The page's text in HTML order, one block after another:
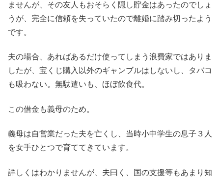
ませんが、その友人もおそらく隠し貯金はあったのでしょ
うが、完全に信頼を失っていたので離婚に踏み切ったよう
です。
夫の場合、あればあるだけ使ってしまう浪費家ではありま
したが、宝くじ購入以外のギャンブルはしないし、タバコ
も吸わない。無駄遣いも、ほぼ飲食代。
この借金も義母のため。
義母は自営業だった夫を亡くし、当時小中学生の息子３人
を女手ひとつで育ててきています。
詳しくはわかりませんが、夫曰く、国の支援等もあまり知